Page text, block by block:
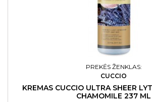
PREKĖS ŽENKLAS:
CUCCIO
KREMAS CUCCIO ULTRA SHEER
CHAMOMILE 237 ML